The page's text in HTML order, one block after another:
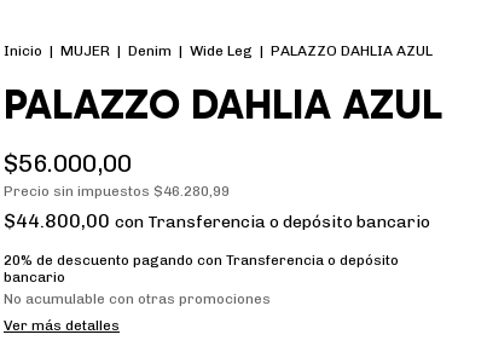
Inicio | MUJER | Denim | Wide Leg | PALAZZO DAHLIA AZUL
PALAZZO DAHLIA AZUL
$56.000,00
Precio sin impuestos $46.280,99
$44.800,00 con Transferencia o depósito bancario
20% de descuento pagando con Transferencia o depósito
bancario
No acumulable con otras promociones
Ver más detalles